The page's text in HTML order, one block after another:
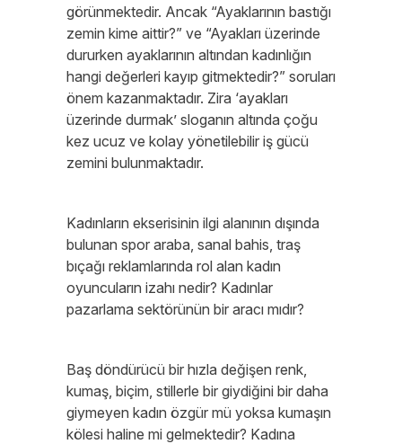
görünmektedir. Ancak “Ayaklarının bastığı
zemin kime aittir?” ve “Ayakları üzerinde
dururken ayaklarının altından kadınlığın
hangi değerleri kayıp gitmektedir?” soruları
önem kazanmaktadır. Zira ‘ayakları
üzerinde durmak’ sloganın altında çoğu
kez ucuz ve kolay yönetilebilir iş gücü
zemini bulunmaktadır.
Kadınların ekserisinin ilgi alanının dışında
bulunan spor araba, sanal bahis, traş
bıçağı reklamlarında rol alan kadın
oyuncuların izahı nedir? Kadınlar
pazarlama sektörünün bir aracı mıdır?
Baş döndürücü bir hızla değişen renk,
kumaş, biçim, stillerle bir giydiğini bir daha
giymeyen kadın özgür mü yoksa kumaşın
kölesi haline mi gelmektedir? Kadına